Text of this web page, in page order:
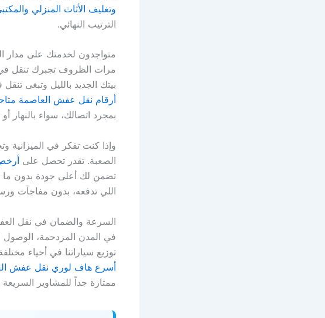
وتغليف الأثاث المنزلي
الترتيب النهائي.
متواجدون لخدمتك على مدار
مرات الظروف تجبرك تنقل
بيتك الجديد بالليل وتبغى
أرقام نقل عفش العاصمة متاحة 24 ساعة لخدمتك في أي
بمجرد اتصالك، سواء بالنهار أو
وإذا كنت تفكر في الميزانية
الصعبة. تقدر تحصل على
تضمن لك أعلى جودة بدون ما
اللي تدفعه، بدون مفاجآت
السرعة والضمان في نقل
في المدن المزدحمة، الوصول
توزيع سياراتنا في أحياء
أسرع هاف لوري نقل عفش
ممتازة جداً للمشاوير